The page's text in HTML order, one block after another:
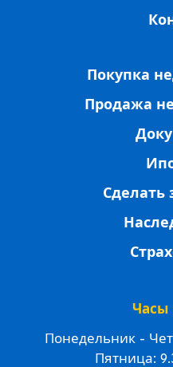
Покупка
Продажа
Сделать
Часы
Понедельник -
Пятница: